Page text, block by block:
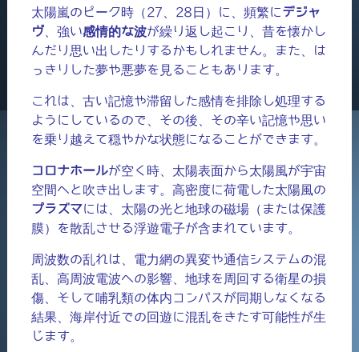
太陽嵐のピーク時（27、28日）に、頻繁にデジャ
ヴ、強い感情的な波が繰り返し起こり、昔を懐かし
んだり思い出したりするかもしれません。また、は
っきりした夢や悪夢を見ることもあります。
これは、古い記憶や滞留した感情を排除し処理する
ようにしているので、その後、その辛い記憶や思い
を乗り越えて穏やかな状態になることができます。
コロナホールが空く時、太陽表面から太陽風が宇宙
空間へと吹き出します。高密度に荷電した太陽風の
プラズマには、太陽の光と地球の磁場（または保護
膜）を散乱させる浮遊電子が含まれています。
周波数の乱れは、電力網の異変や通信システムの混
乱、高周波電波への影響、地球を周回する衛星の損
傷、そして哺乳類の体内コンパスが同期しなくなる
結果、海岸付近での回遊に混乱をきたす可能性が生
じます。